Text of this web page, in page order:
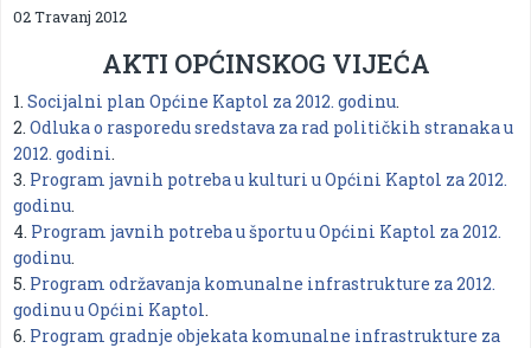
02 Travanj 2012
AKTI OPĆINSKOG VIJEĆA
1. Socijalni plan Općine Kaptol za 2012. godinu.
2. Odluka o rasporedu sredstava za rad političkih stranaka u
2012. godini.
3. Program javnih potreba u kulturi u Općini Kaptol za 2012.
godinu.
4. Program javnih potreba u športu u Općini Kaptol za 2012.
godinu.
5. Program održavanja komunalne infrastrukture za 2012.
godinu u Općini Kaptol.
6. Program gradnje objekata komunalne infrastrukture za